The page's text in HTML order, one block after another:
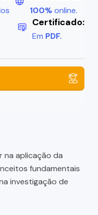
100%online.
Certificado:
Em PDF.
na aplicação da
fundamentais
investigação de